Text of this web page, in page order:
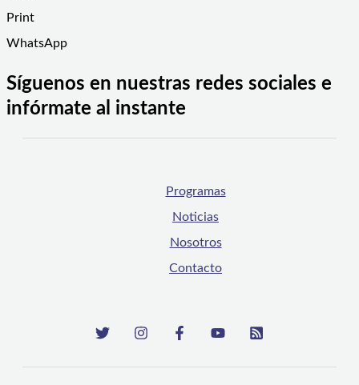
Print
WhatsApp
Síguenos en nuestras redes sociales e
infórmate al instante
Programas
Noticias
Nosotros
Contacto